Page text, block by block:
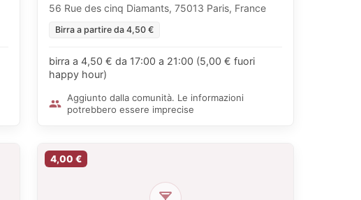
56 Rue des cinq Diamants, 75013 Paris, France
Birra a partire da 4,50 €
birra a 4,50 € da 17:00 a 21:00 (5,00 € fuori
happy hour)
Aggiunto dalla comunità. Le informazioni
potrebbero essere imprecise
4,00 €